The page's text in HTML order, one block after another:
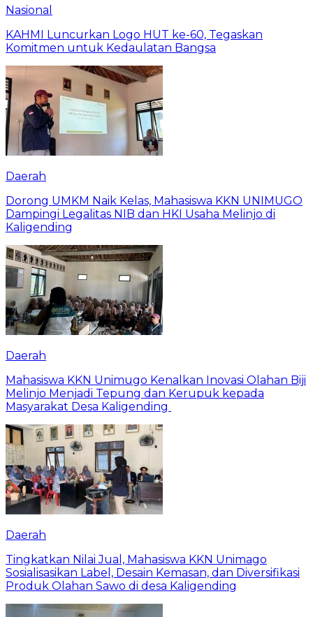
Nasional
KAHMI Luncurkan Logo HUT ke-60, Tegaskan
Komitmen untuk Kedaulatan Bangsa
Daerah
Dorong UMKM Naik Kelas, Mahasiswa KKN UNIMUGO
Dampingi Legalitas NIB dan HKI Usaha Melinjo di
Kaligending
Daerah
Mahasiswa KKN Unimugo Kenalkan Inovasi Olahan Biji
Melinjo Menjadi Tepung dan Kerupuk kepada
Masyarakat Desa Kaligending
Daerah
Tingkatkan Nilai Jual, Mahasiswa KKN Unimago
Sosialisasikan Label, Desain Kemasan, dan Diversifikasi
Produk Olahan Sawo di desa Kaligending